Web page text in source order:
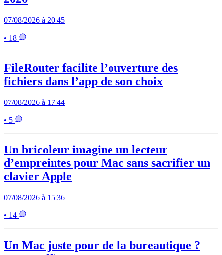
07/08/2026 à 20:45
• 18
FileRouter facilite l’ouverture des
fichiers dans l’app de son choix
07/08/2026 à 17:44
• 5
Un bricoleur imagine un lecteur
d’empreintes pour Mac sans sacrifier un
clavier Apple
07/08/2026 à 15:36
• 14
Un Mac juste pour de la bureautique ?